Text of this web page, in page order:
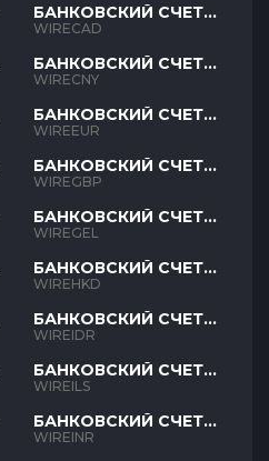
БАНКОВСКИЙ СЧЕТ
CAD
WIRECAD
БАНКОВСКИЙ СЧЕТ
CNY
WIRECNY
БАНКОВСКИЙ СЧЕТ
EUR
WIREEUR
БАНКОВСКИЙ СЧЕТ
GBP
WIREGBP
БАНКОВСКИЙ СЧЕТ
GEL
WIREGEL
БАНКОВСКИЙ СЧЕТ
HKD
WIREHKD
БАНКОВСКИЙ СЧЕТ
IDR
WIREIDR
БАНКОВСКИЙ СЧЕТ
ILS
WIREILS
БАНКОВСКИЙ СЧЕТ
INR
WIREINR